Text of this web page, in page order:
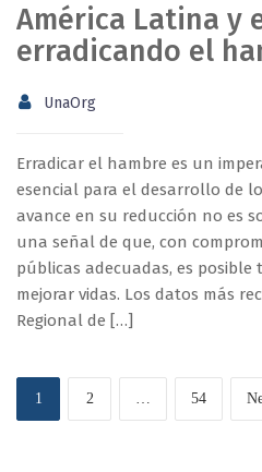
América Latina y
erradicando el
UnaOrg
Erradicar el hambre es un
esencial para el desarrollo de
avance en su reducción no es
una señal de que, con
públicas adecuadas, es
mejorar vidas. Los datos más
Regional de […]
1 2 54